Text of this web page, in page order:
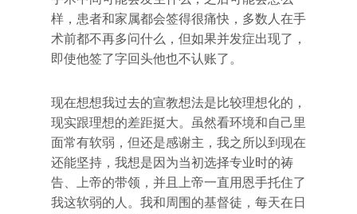
样，患者和家属都会签得很痛快，多数人在手
术前都不再多问什么，但如果并发症出现了，
即使他签了字回头他也不认账了。
现在想想我过去的宣教想法是比较理想化的，
现实跟理想的差距挺大。虽然看环境和自己里
面常有软弱，但还是感谢主，我之所以到现在
还能坚持，我想是因为当初选择专业时的祷
告、上帝的带领，并且上帝一直用恩手托住了
我这软弱的人。我和周围的基督徒，每天在日